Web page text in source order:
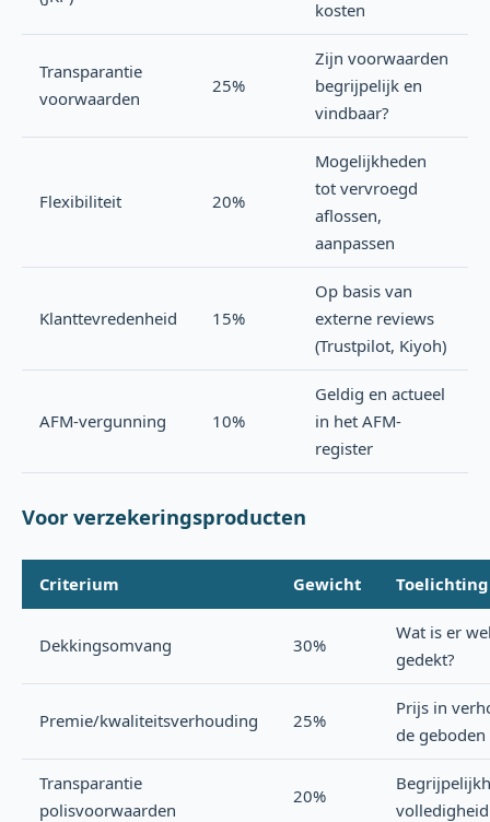
kosten
Transparantie
voorwaarden
25%
Zijn voorwaarden
begrijpelijk en
vindbaar?
Flexibiliteit 20%
Mogelijkheden
tot vervroegd
aflossen,
aanpassen
Klanttevredenheid 15%
Op basis van
externe reviews
(Trustpilot, Kiyoh)
AFM-vergunning 10%
Geldig en actueel
in het AFM-
register
Voor verzekeringsproducten
Criterium Gewicht Toelichting
Dekkingsomvang 30%
Wat is er
gedekt?
Premie/kwaliteitsverhouding 25%
Prijs in
de
Transparantie
polisvoorwaarden
20%
volledigheid